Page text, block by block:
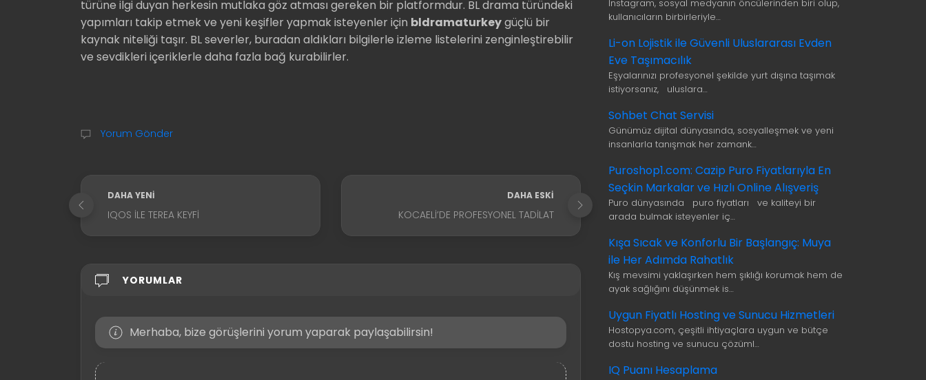
türüne ilgi duyan herkesin mutlaka göz atması gereken bir platformdur. BL drama türündeki
yapımları takip etmek ve yeni keşifler yapmak isteyenler için bldramaturkeygüçlü bir
kaynak niteliği taşır. BL severler, buradan aldıkları bilgilerle izleme listelerini zenginleştirebilir
ve sevdikleri içeriklerle daha fazla bağ kurabilirler.
Yorum Gönder
DAHA YENI
IQOS ILE TEREA KEYFI
DAHA ESKI
KOCAELI’DE PROFESYONEL TADILAT
YORUMLAR
Merhaba, bize görüşlerini yorum yaparak paylaşabilirsin!
Instagram, sosyal medyanın öncülerinden biri olup,
kullanıcıların birbirleriyle…
Li-on Lojistik ile Güvenli Uluslararası Evden
Eve Taşımacılık
Eşyalarınızı profesyonel şekilde yurt dışına taşımak
istiyorsanız, uluslara…
Sohbet Chat Servisi
Günümüz dijital dünyasında, sosyalleşmek ve yeni
insanlarla tanışmak her zamank…
Puroshop1.com: Cazip Puro Fiyatlarıyla En
Seçkin Markalar ve Hızlı Online Alışveriş
Puro dünyasında puro fiyatları ve kaliteyi bir
arada bulmak isteyenler iç…
Kışa Sıcak ve Konforlu Bir Başlangıç: Muya
ile Her Adımda Rahatlık
Kış mevsimi yaklaşırken hem şıklığı korumak hem de
ayak sağlığını düşünmek is…
Uygun Fiyatlı Hosting ve Sunucu Hizmetleri
Hostopya.com, çeşitli ihtiyaçlara uygun ve bütçe
dostu hosting ve sunucu çözüml…
IQ Puanı Hesaplama